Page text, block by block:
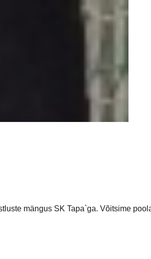
mängus SK Tapa`ga. Võitsime